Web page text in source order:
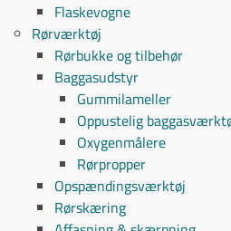
Flaskevogne
Rørværktøj
Rørbukke og tilbehør
Baggasudstyr
Gummilameller
Oppustelig
Oxygenmålere
Rørpropper
Opspændingsværktøj
Rørskæring